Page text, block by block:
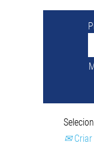
Criar